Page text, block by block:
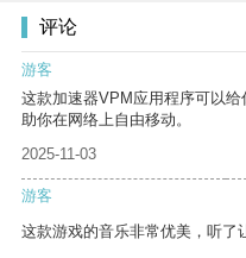
评论
游客
这款加速器VPM应用程序可以
助你在网络上自由移动。
2025-11-03
游客
这款游戏的音乐非常优美，听了